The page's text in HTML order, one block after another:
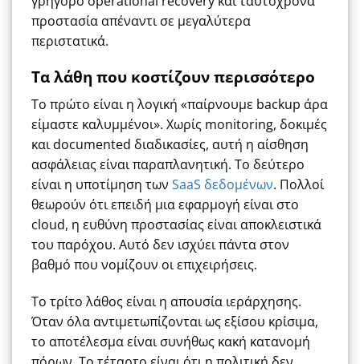
προστασία απέναντι σε μεγαλύτερα
περιστατικά.
Τα λάθη που κοστίζουν περισσότερο
Το πρώτο είναι η λογική «παίρνουμε backup άρα
είμαστε καλυμμένοι». Χωρίς monitoring, δοκιμές
και documented διαδικασίες, αυτή η αίσθηση
ασφάλειας είναι παραπλανητική. Το δεύτερο
είναι η υποτίμηση των SaaS δεδομένων. Πολλοί
θεωρούν ότι επειδή μια εφαρμογή είναι στο
cloud, η ευθύνη προστασίας είναι αποκλειστικά
του παρόχου. Αυτό δεν ισχύει πάντα στον
βαθμό που νομίζουν οι επιχειρήσεις.
Το τρίτο λάθος είναι η απουσία ιεράρχησης.
Όταν όλα αντιμετωπίζονται ως εξίσου κρίσιμα,
το αποτέλεσμα είναι συνήθως κακή κατανομή